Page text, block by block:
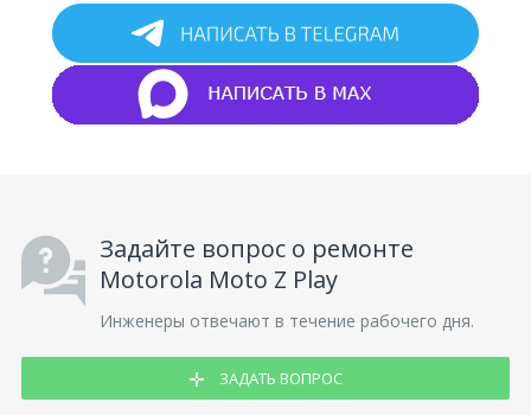
Задайте вопрос о ремонте
Motorola Moto Z Play
Инженеры отвечают в течение рабочего дня.
ЗАДАТЬ ВОПРОС